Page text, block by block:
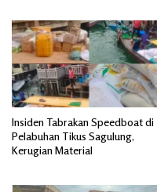
Insiden Tabrakan Speedboat di
Pelabuhan Tikus Sagulung,
Kerugian Material